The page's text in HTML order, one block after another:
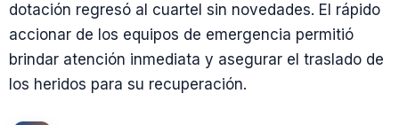
dotación regresó al cuartel sin novedades. El rápido
accionar de los equipos de emergencia permitió
brindar atención inmediata y asegurar el traslado de
los heridos para su recuperación.